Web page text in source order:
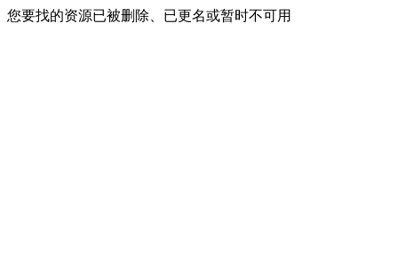
您要找的资源已被删除、已更名或暂时不可用